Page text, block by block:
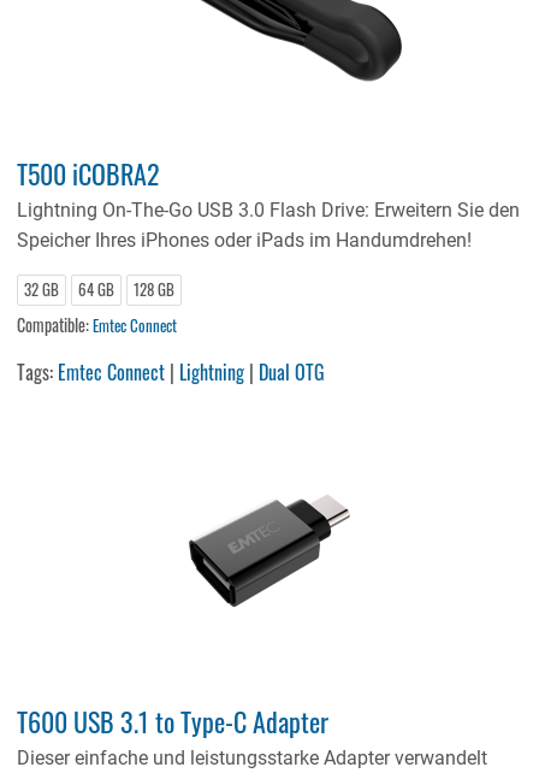
T500 iCOBRA2
Lightning On-The-Go USB 3.0 Flash Drive: Erweitern Sie den
Speicher Ihres iPhones oder iPads im Handumdrehen!
32 GB 64 GB 128 GB
Compatible:Emtec Connect
Tags: Emtec Connect | Lightning | Dual OTG
T600 USB 3.1 to Type-C Adapter
Dieser einfache und leistungsstarke Adapter verwandelt